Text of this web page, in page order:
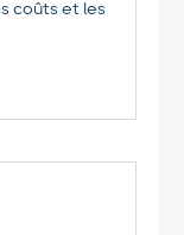
coûts et les